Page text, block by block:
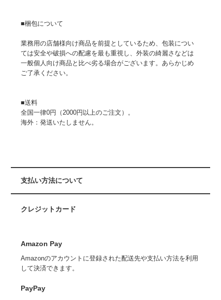
■梱包について
業務用の店舗様向け商品を前提としているため、包装につい
ては安全や破損への配慮を最も重視し、外装の綺麗さなどは
一般個人向け商品と比べ劣る場合がございます。あらかじめ
ご了承ください。
■送料
全国一律0円（2000円以上のご注文）。
海外：発送いたしません。
支払い方法について
クレジットカード
Amazon Pay
Amazonのアカウントに登録された配送先や支払い方法を利用
して決済できます。
PayPay